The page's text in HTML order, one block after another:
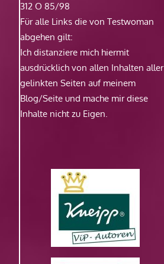
312 O 85/98
Für alle Links die von Testwoman
abgehen gilt:
Ich distanziere mich hiermit
ausdrücklich von allen Inhalten aller
gelinkten Seiten auf meinem
Blog/Seite und mache mir diese
Inhalte nicht zu Eigen.